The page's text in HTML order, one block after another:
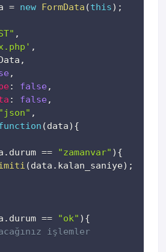
= new FormData (this) ;
,
,
,
,
: false,
: false,
"json" ,
(data) {
. durum == "zamanvar" ) {
(data . kalan_saniye) ;
. durum == "ok" ) {
işlemler